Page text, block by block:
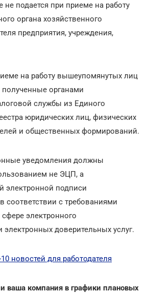
не подается при приеме на работу
органа хозяйственного
предприятия, учреждения,
на работу вышеупомянутых лиц
органами
службы из Единого
юридических лиц, физических
и общественных формирований.
уведомления должны
не ЭЦП, а
электронной подписи
соответствии с требованиями
электронного
электронных доверительных услуг.
новостей для работодателя
ваша компания в графики плановых